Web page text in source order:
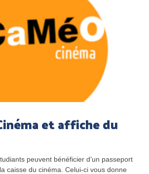
et affiche du
peuvent bénéficier d’un passeport
caisse du cinéma. Celui-ci vous donne